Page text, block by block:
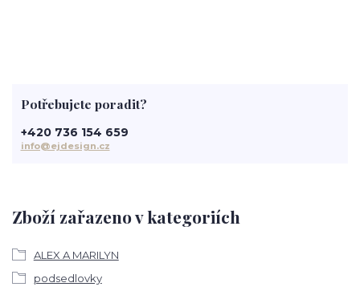
Zboží zařazeno v kategoriích
ALEX A MARILYN
podsedlovky
Potřebujete poradit?
+420 736 154 659
info@ejdesign.cz